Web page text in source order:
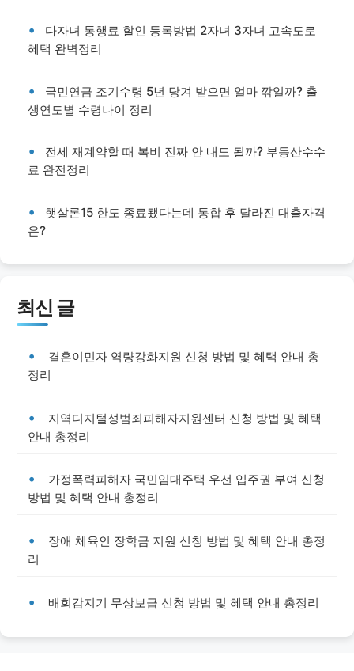
다자녀 통행료 할인 등록방법 2자녀 3자녀 고속도로
혜택 완벽정리
국민연금 조기수령 5년 당겨 받으면 얼마 깎일까? 출
생연도별 수령나이 정리
전세 재계약할 때 복비 진짜 안 내도 될까? 부동산수수
료 완전정리
햇살론15 한도 종료됐다는데 통합 후 달라진 대출자격
은?
최신 글
결혼이민자 역량강화지원 신청 방법 및 혜택 안내 총
정리
지역디지털성범죄피해자지원센터 신청 방법 및 혜택
안내 총정리
가정폭력피해자 국민임대주택 우선 입주권 부여 신청
방법 및 혜택 안내 총정리
장애 체육인 장학금 지원 신청 방법 및 혜택 안내 총정
리
배회감지기 무상보급 신청 방법 및 혜택 안내 총정리